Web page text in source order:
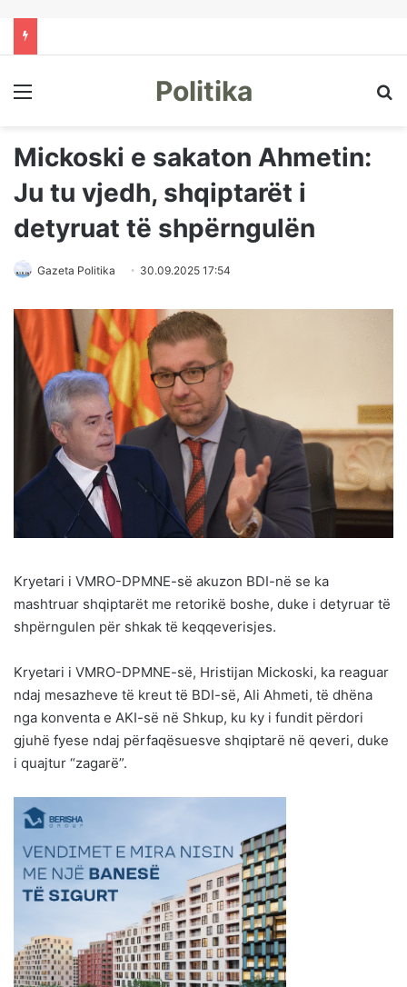
Menu Politika
Mickoski e sakaton Ahmetin:
Ju tu vjedh, shqiptarët i
detyruat të shpërngulën
Gazeta Politika 30.09.2025 17:54
Kryetari i VMRO-DPMNE-së akuzon BDI-në se ka
mashtruar shqiptarët me retorikë boshe, duke i detyruar të
shpërngulen për shkak të keqqeverisjes.
Kryetari i VMRO-DPMNE-së, Hristijan Mickoski, ka reaguar
ndaj mesazheve të kreut të BDI-së, Ali Ahmeti, të dhëna
nga konventa e AKI-së në Shkup, ku ky i fundit përdori
gjuhë fyese ndaj përfaqësuesve shqiptarë në qeveri, duke
i quajtur “zagarë”.